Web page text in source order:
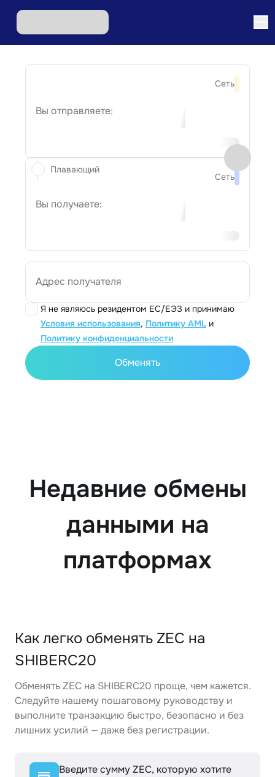
Сеть
Вы отправляете:
Сеть
Вы получаете:
Адрес получателя
Я не являюсь резидентом ЕС/ЕЭЗ и принимаю
Условия использования, Политику AML и
Политику конфиденциальности
Плавающий
Обменять
Недавние обмены
данными на
платформах
Как легко обменять ZEC на
SHIBERC20
Обменять ZEC на SHIBERC20 проще, чем кажется.
Следуйте нашему пошаговому руководству и
выполните транзакцию быстро, безопасно и без
лишних усилий — даже без регистрации.
Введите сумму ZEC, которую хотите